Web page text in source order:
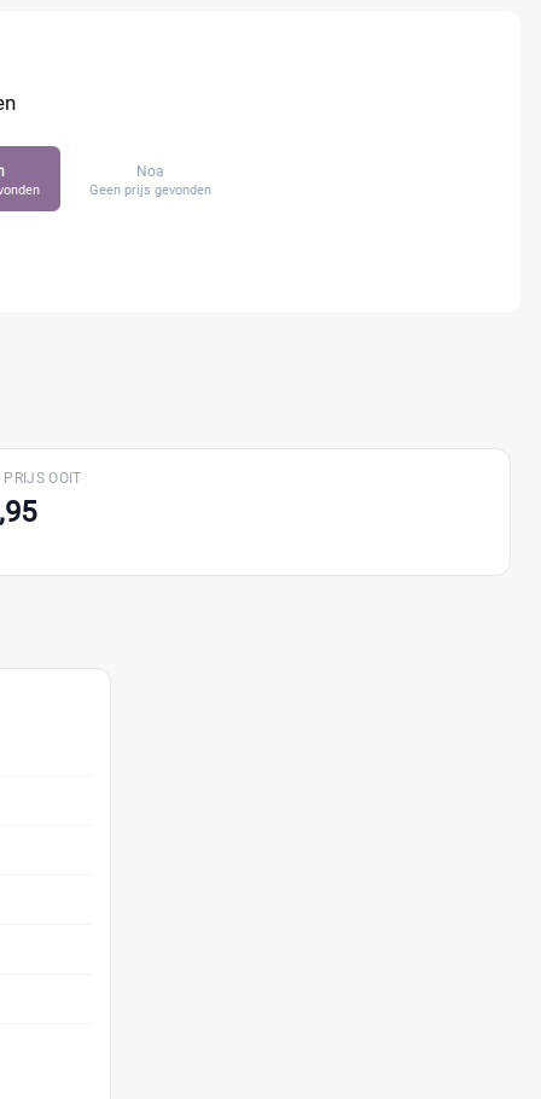
Noa
Geen prijs gevonden
PRIJS OOIT